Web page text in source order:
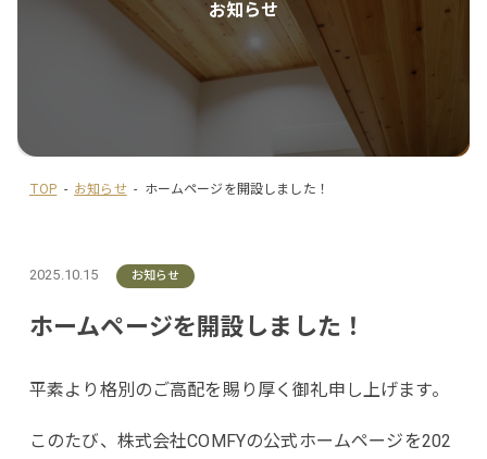
お知らせ
TOP - お知らせ- ホームページを開設しました！
2025.10.15 お知らせ
ホームページを開設しました！
平素より格別のご高配を賜り厚く御礼申し上げます。
このたび、株式会社COMFYの公式ホームページを202